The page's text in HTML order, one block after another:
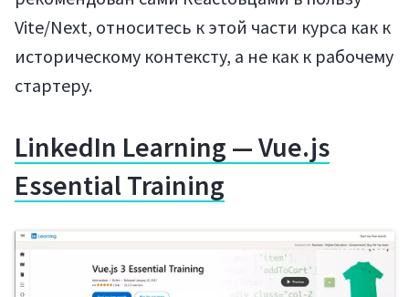
Vite/Next, относитесь к этой части курса как к
историческому контексту, а не как к рабочему
стартеру.
LinkedIn Learning — Vue.js
Essential Training